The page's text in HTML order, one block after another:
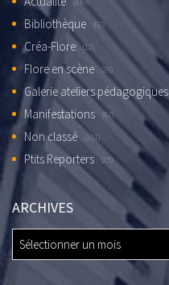
(349)
Bibliothèque (60)
Créa-Flore (12)
Flore en scène (26)
Galerie ateliers pédagogiques
Manifestations (67)
Non classé (191)
Ptits Reporters (25)
ARCHIVES
ARCHIVES